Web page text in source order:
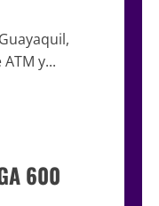
y...
600